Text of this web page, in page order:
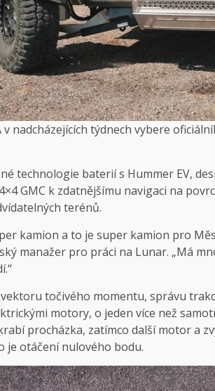
v nadcházejících týdnech vybere
technologie baterií s Hummer EV,
GMC k zdatnějšímu navigaci na
terénů.
kamion a to je super kamion pro
manažer pro práci na Lunar. „Má
točivého momentu, správu
motory, o jeden více než
procházka, zatímco další motor a
je otáčení nulového bodu.